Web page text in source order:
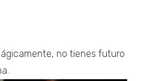
no tienes futuro